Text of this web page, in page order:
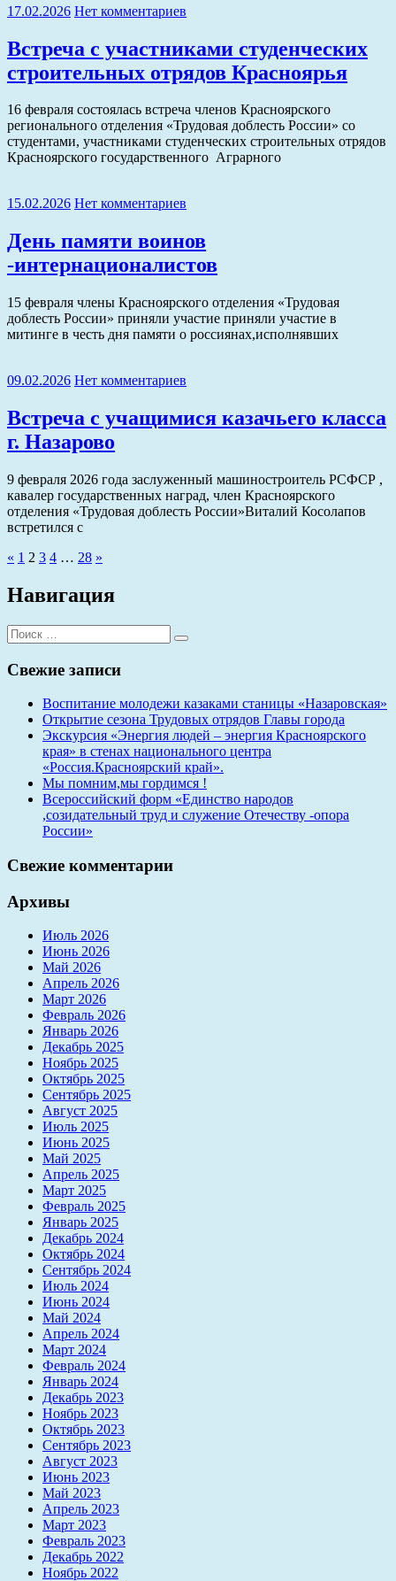
17.02.2026 Нет комментариев
Встреча с участниками студенческих
строительных отрядов Красноярья
16 февраля состоялась встреча членов Красноярского
регионального отделения «Трудовая доблесть России» со
студентами, участниками студенческих строительных отрядов
Красноярского государственного Аграрного
15.02.2026 Нет комментариев
День памяти воинов
-интернационалистов
15 февраля члены Красноярского отделения «Трудовая
доблесть России» приняли участие приняли участие в
митинге в честь дня памяти о россиянах,исполнявших
09.02.2026 Нет комментариев
Встреча с учащимися казачьего класса
г. Назарово
9 февраля 2026 года заслуженный машиностроитель РСФСР ,
кавалер государственных наград, член Красноярского
отделения «Трудовая доблесть России»Виталий Косолапов
встретился с
« Предыдущие
1 2 3 4 … 28 Следующие
»
Навигация
Поиск
для:
Поиск
Свежие записи
Воспитание молодежи казаками станицы «Назаровская»
Открытие сезона Трудовых отрядов Главы города
Экскурсия «Энергия людей – энергия Красноярского
края» в стенах национального центра
«Россия.Красноярский край».
Мы помним,мы гордимся !
Всероссийский форм «Единство народов
,созидательный труд и служение Отечеству -опора
России»
Свежие комментарии
Архивы
Июль 2026
Июнь 2026
Май 2026
Апрель 2026
Март 2026
Февраль 2026
Январь 2026
Декабрь 2025
Ноябрь 2025
Октябрь 2025
Сентябрь 2025
Август 2025
Июль 2025
Июнь 2025
Май 2025
Апрель 2025
Март 2025
Февраль 2025
Январь 2025
Декабрь 2024
Октябрь 2024
Сентябрь 2024
Июль 2024
Июнь 2024
Май 2024
Апрель 2024
Март 2024
Февраль 2024
Январь 2024
Декабрь 2023
Ноябрь 2023
Октябрь 2023
Сентябрь 2023
Август 2023
Июнь 2023
Май 2023
Апрель 2023
Март 2023
Февраль 2023
Декабрь 2022
Ноябрь 2022